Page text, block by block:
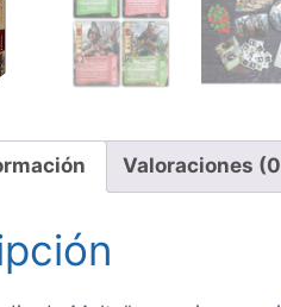
Valoraciones